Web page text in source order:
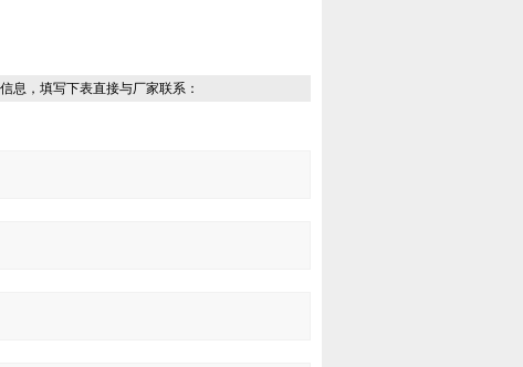
息，填写下表直接与厂家联系：